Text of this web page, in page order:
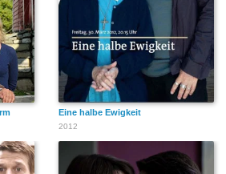
Eine halbe Ewigkeit
2012